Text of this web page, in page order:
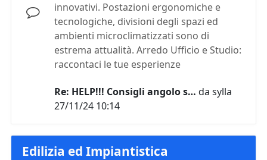
innovativi. Postazioni ergonomiche e
tecnologiche, divisioni degli spazi ed
ambienti microclimatizzati sono di
estrema attualità. Arredo Ufficio e Studio:
raccontaci le tue esperienze
Re: HELP!!! Consigli angolo s… da sylla
27/11/24 10:14
Edilizia ed Impiantistica